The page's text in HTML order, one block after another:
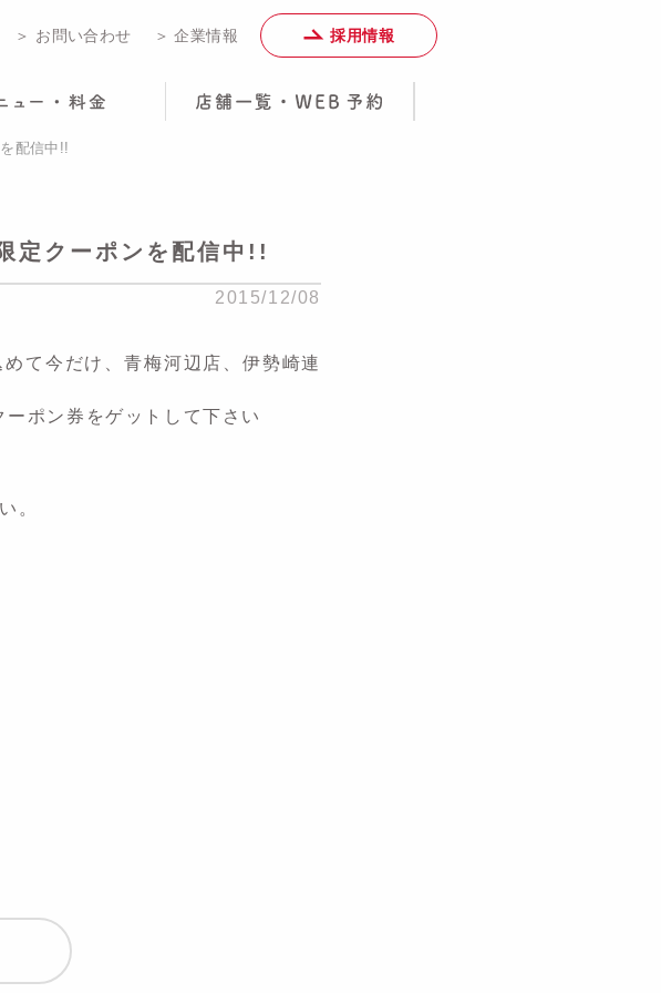
＞ お問い合わせ ＞ 企業情報 採用情報
配信中!!
定クーポンを配信中!!
2015/12/08
て今だけ、青梅河辺店、伊勢崎連
ポン券をゲットして下さい
。